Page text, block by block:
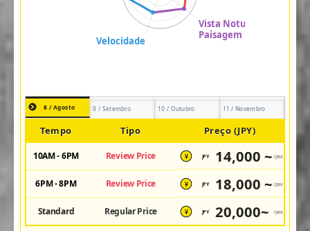
8 / Agosto 9 / Setembro 10 / Outubro 11 / Novembro
Tempo Tipo Preço (JPY)
10AM - 6PM Review Price ¥ JPY 14,000 ~ /pax
6PM - 8PM Review Price ¥ JPY 18,000 ~ /pax
Standard Regular Price ¥ JPY 20,000~ /pax